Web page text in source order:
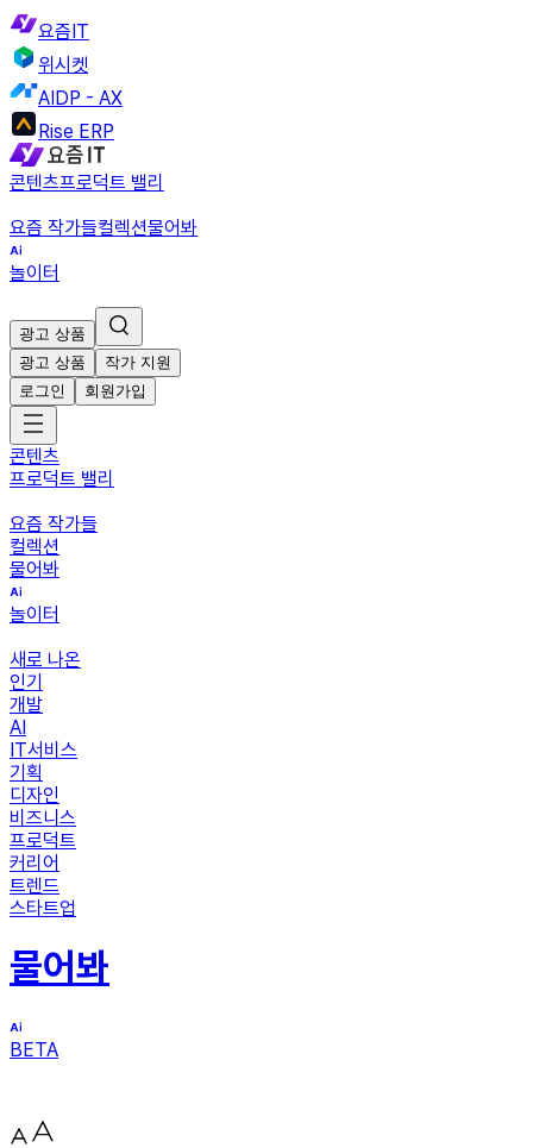
요즘IT
위시켓
AIDP - AX
Rise ERP
콘텐츠프로덕트 밸리
요즘 작가들컬렉션물어봐
놀이터
광고 상품
광고 상품
작가 지원
로그인
회원가입
콘텐츠
프로덕트 밸리
요즘 작가들
컬렉션
물어봐
놀이터
새로 나온
인기
개발
AI
IT서비스
기획
디자인
비즈니스
프로덕트
커리어
트렌드
스타트업
물어봐
BETA